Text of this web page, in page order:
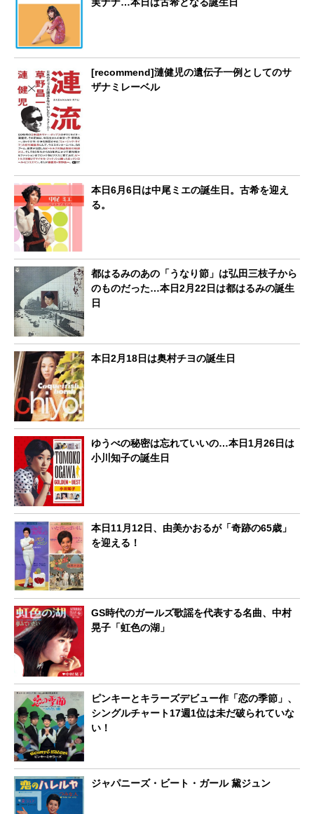
[recommend]漣健児の遺伝子一例としてのサ
ザナミレーベル
本日6月6日は中尾ミエの誕生日。古希を迎え
る。
都はるみのあの「うなり節」は弘田三枝子から
のものだった…本日2月22日は都はるみの誕生
日
本日2月18日は奥村チヨの誕生日
ゆうべの秘密は忘れていいの…本日1月26日は
小川知子の誕生日
本日11月12日、由美かおるが「奇跡の65歳」
を迎える！
GS時代のガールズ歌謡を代表する名曲、中村
晃子「虹色の湖」
ピンキーとキラーズデビュー作「恋の季節」、
シングルチャート17週1位は未だ破られていな
い！
ジャパニーズ・ビート・ガール 黛ジュン